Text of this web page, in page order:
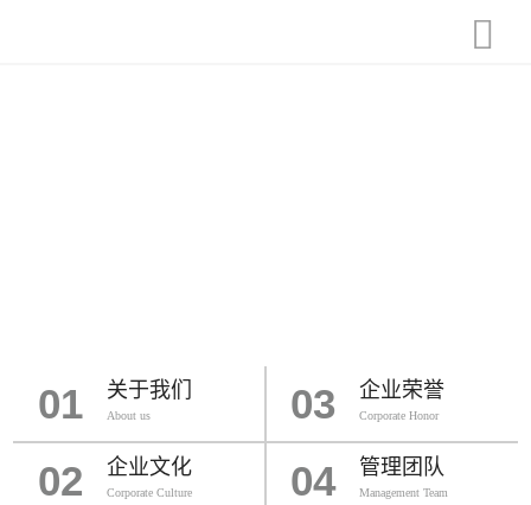
01 关于我们
About us
02 企业文化
Corporate Culture
03 企业荣誉
Corporate Honor
04 管理团队
Management Team